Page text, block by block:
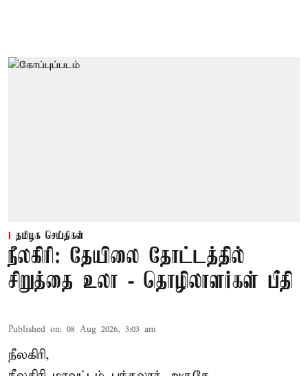
தமிழக செய்திகள்
நீலகிரி: தேயிலை தோட்டத்தில்
சிறுத்தை உலா - தொழிலாளர்கள் பீதி
Published on: 08 Aug 2026, 3:03 am
நீலகிரி,